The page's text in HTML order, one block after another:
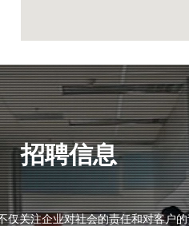
招聘信息
仅关注企业对社会的责任和对客户